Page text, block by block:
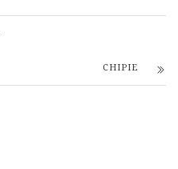
CHIPIE